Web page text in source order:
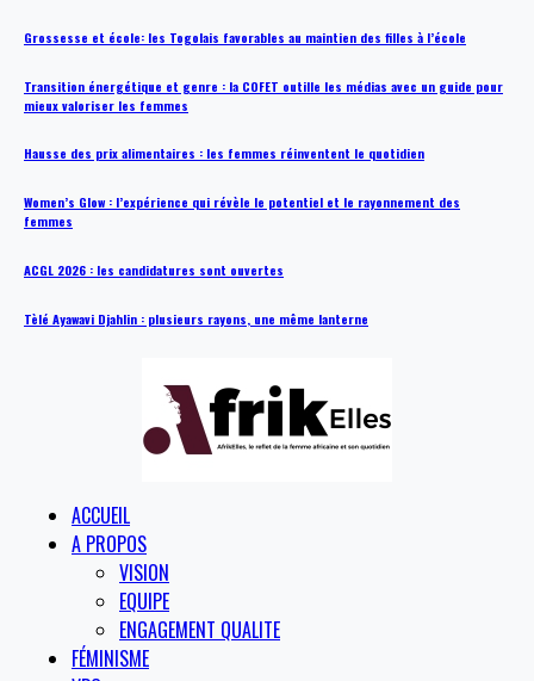
Grossesse et école: les Togolais favorables au maintien des filles à l’école
Transition énergétique et genre : la COFET outille les médias avec un guide pour
mieux valoriser les femmes
Hausse des prix alimentaires : les femmes réinventent le quotidien
Women’s Glow : l’expérience qui révèle le potentiel et le rayonnement des
femmes
ACGL 2026 : les candidatures sont ouvertes
Tèlé Ayawavi Djahlin : plusieurs rayons, une même lanterne
ACCUEIL
A PROPOS
VISION
EQUIPE
ENGAGEMENT QUALITE
FÉMINISME